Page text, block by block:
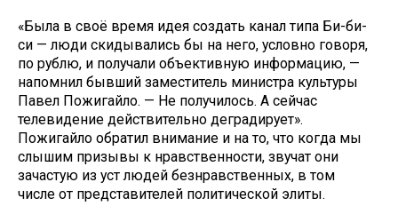
«Была в своё время идея создать канал типа Би-би-
си — люди скидывались бы на него, условно говоря,
по рублю, и получали объективную информацию, —
напомнил бывший заместитель министра культуры
Павел Пожигайло. — Не получилось. А сейчас
телевидение действительно деградирует».
Пожигайло обратил внимание и на то, что когда мы
слышим призывы к нравственности, звучат они
зачастую из уст людей безнравственных, в том
числе от представителей политической элиты.